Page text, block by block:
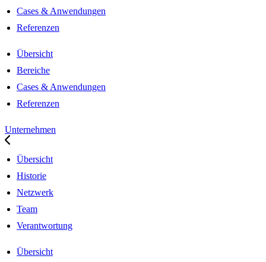
Cases & Anwendungen
Referenzen
Übersicht
Bereiche
Cases & Anwendungen
Referenzen
Unternehmen
Übersicht
Historie
Netzwerk
Team
Verantwortung
Übersicht